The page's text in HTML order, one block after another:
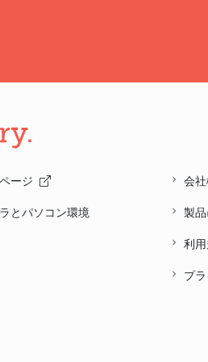
ージ
とパソコン環境
会
製
利
プ